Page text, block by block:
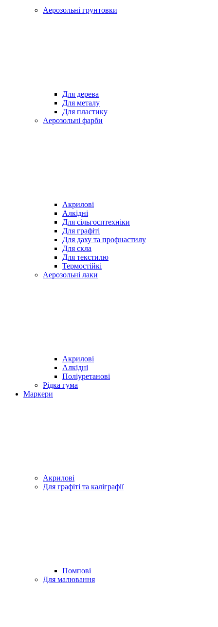
Аерозольні грунтовки
Для дерева
Для металу
Для пластику
Аерозольні фарби
Акрилові
Алкідні
Для cільгосптехніки
Для графіті
Для даху та профнастилу
Для скла
Для текстилю
Термостійкі
Аерозольні лаки
Акрилові
Алкідні
Поліуретанові
Рідка гума
Маркери
Акрилові
Для графіті та каліграфії
Помпові
Для малювання